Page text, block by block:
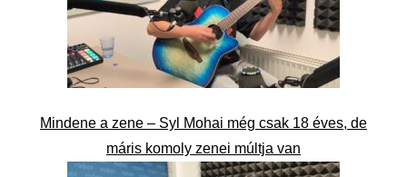
Mindene a zene – Syl Mohai még csak 18 éves, de
máris komoly zenei múltja van